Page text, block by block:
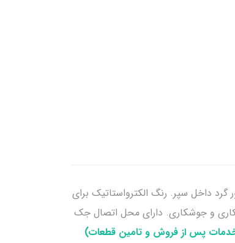
گرد داخل سپر. رنگ الکترواستاتیک برای
و جوشکاری. دارای محل اتصال جک
خدمات پس از فروش و تامین قطعات)